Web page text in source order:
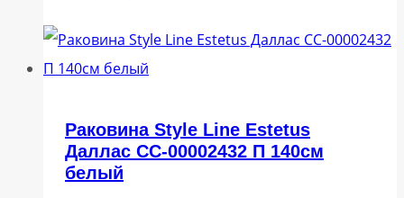
Раковина Style Line Estetus
Даллас СС-00002432 П 140см
белый